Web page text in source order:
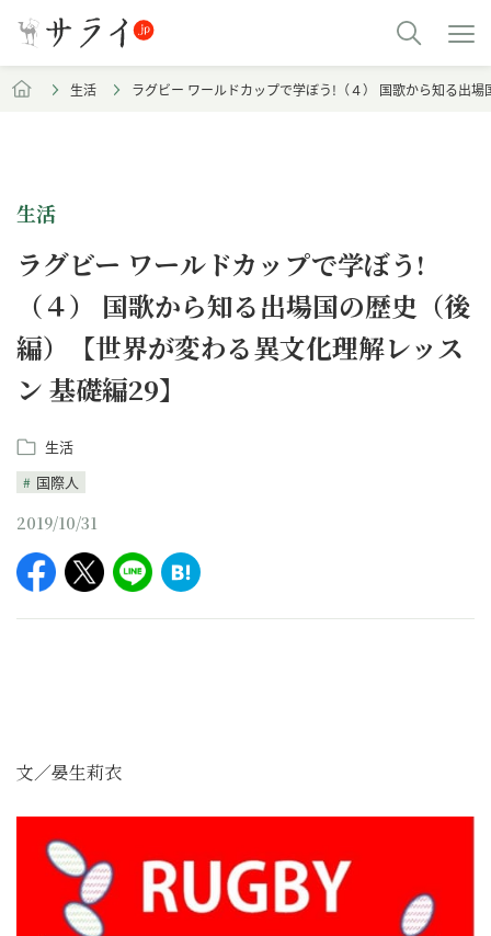
生活 ラグビー ワールドカップで学ぼう!（４） 国歌から知る出
生活
ラグビー ワールドカップで学ぼう!
（４） 国歌から知る出場国の歴史（後
編）【世界が変わる異文化理解レッス
ン 基礎編29】
生活
国際人
2019/10/31
文／晏生莉衣